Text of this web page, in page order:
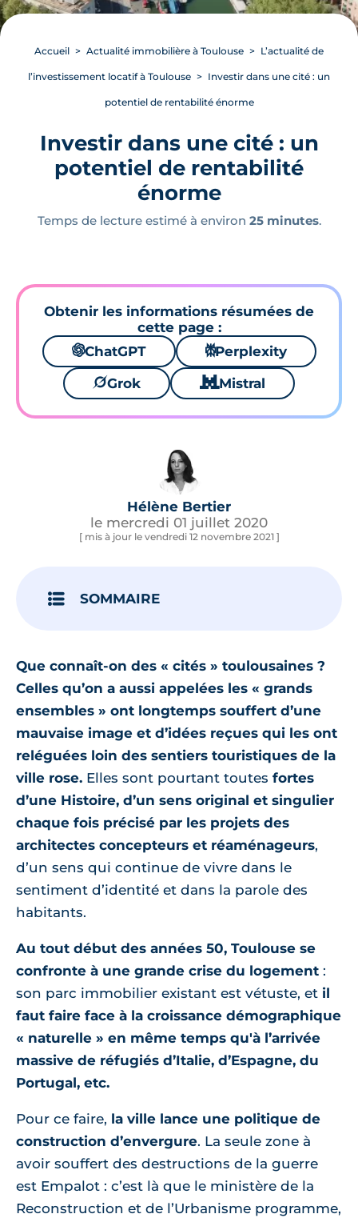
Accueil Actualité immobilière à Toulouse L’actualité de
l’investissement locatif à Toulouse Investir dans une cité : un
potentiel de rentabilité énorme
Investir dans une cité : un
potentiel de rentabilité
énorme
Temps de lecture estimé à environ 25 minutes.
Obtenir les informations résumées de
cette page :
🌌ChatGPT ⚙Perplexity
🪐Grok 🐱 Mistral
Hélène Bertier
le mercredi 01 juillet 2020
[ mis à jour le vendredi 12 novembre 2021 ]
SOMMAIRE
Que connaît-on des « cités » toulousaines ?
Celles qu’on a aussi appelées les « grands
ensembles » ont longtemps souffert d’une
mauvaise image et d’idées reçues qui les ont
reléguées loin des sentiers touristiques de la
ville rose. Elles sont pourtant toutes fortes
d’une Histoire, d’un sens original et singulier
chaque fois précisé par les projets des
architectes concepteurs et réaménageurs,
d’un sens qui continue de vivre dans le
sentiment d’identité et dans la parole des
habitants.
Au tout début des années 50, Toulouse se
confronte à une grande crise du logement :
son parc immobilier existant est vétuste, et il
faut faire face à la croissance démographique
« naturelle » en même temps qu'à l’arrivée
massive de réfugiés d’Italie, d’Espagne, du
Portugal, etc.
Pour ce faire, la ville lance une politique de
construction d’envergure. La seule zone à
avoir souffert des destructions de la guerre
est Empalot : c’est là que le ministère de la
Reconstruction et de l’Urbanisme programme,
Livre
d'Audrey
Courbebaisse